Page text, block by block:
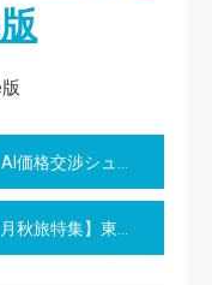
ゼロ」交渉術 ｜年間利益を最大化する｜4大黄金プロンプト集
葉、食、温泉を楽しむための最安値ガイド